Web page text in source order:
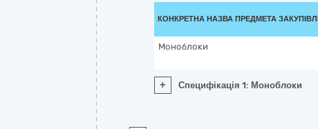
КОНКРЕТНА НАЗВА ПРЕДМЕТА
Моноблоки
+ Специфікація 1: Моноблоки